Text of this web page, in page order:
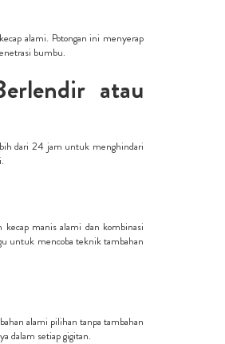
alami. Potongan ini menyerap
bumbu.
atau
dari 24 jam untuk menghindari
manis alami dan kombinasi
untuk mencoba teknik tambahan
alami pilihan tanpa tambahan
dalam setiap gigitan.